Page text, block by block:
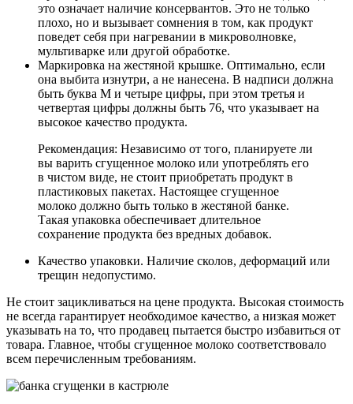
это означает наличие консервантов. Это не только
плохо, но и вызывает сомнения в том, как продукт
поведет себя при нагревании в микроволновке,
мультиварке или другой обработке.
Маркировка на жестяной крышке. Оптимально, если
она выбита изнутри, а не нанесена. В надписи должна
быть буква М и четыре цифры, при этом третья и
четвертая цифры должны быть 76, что указывает на
высокое качество продукта.
Рекомендация: Независимо от того, планируете ли
вы варить сгущенное молоко или употреблять его
в чистом виде, не стоит приобретать продукт в
пластиковых пакетах. Настоящее сгущенное
молоко должно быть только в жестяной банке.
Такая упаковка обеспечивает длительное
сохранение продукта без вредных добавок.
Качество упаковки. Наличие сколов, деформаций или
трещин недопустимо.
Не стоит зацикливаться на цене продукта. Высокая стоимость
не всегда гарантирует необходимое качество, а низкая может
указывать на то, что продавец пытается быстро избавиться от
товара. Главное, чтобы сгущенное молоко соответствовало
всем перечисленным требованиям.